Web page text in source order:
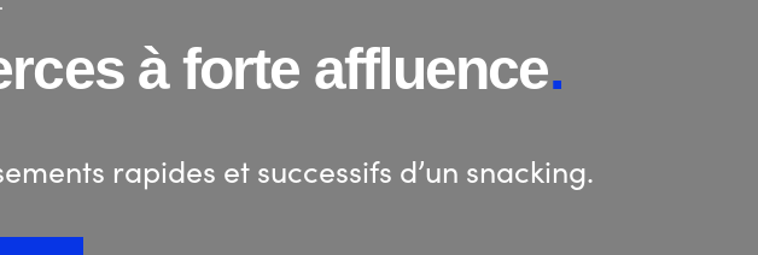
à forte affluence.
rapides et successifs d’un snacking.